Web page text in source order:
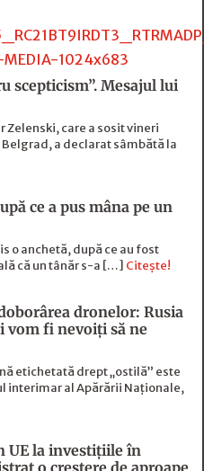
scepticism”. Mesajul lui
care a sosit vineri
a declarat sâmbătă la
ce a pus mâna pe un
o anchetă, după ce au fost
că un tânăr s-a […] Citește!
dronelor: Rusia
vom fi nevoiţi să ne
etichetată drept „ostilă” este
interimar al Apărării Naţionale,
UE la investițiile în